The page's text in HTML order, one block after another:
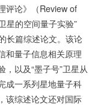
评论》（Review of
星的空间量子实验”
长篇综述论文。该论
和量子信息相关原理
以及“墨子号”卫星从
成一系列星地量子科
该综述论文还对国际